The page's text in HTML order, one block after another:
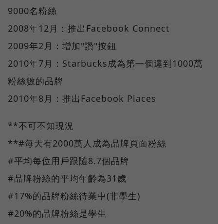
9000名粉絲
2008年12月：推出Facebook Connect
2009年2月：增加"讚"按鈕
2010年7月：Starbucks成為第一個達到1000萬
粉絲數的品牌
2010年8月：推出Facebook Places
**不可不知現況
**#每天有2000萬人成為品牌頁面粉絲
#平均每位用戶跟隨8.7個品牌
#品牌粉絲的平均年齡為31歲
#17%的品牌粉絲待業中(非學生)
#20%的品牌粉絲是學生